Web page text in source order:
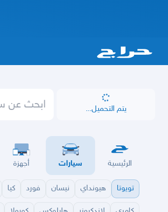
يتم التحميل...
الرئيسية سيارات أجهزة
تويوتا هيونداي نيسان فورد كيا